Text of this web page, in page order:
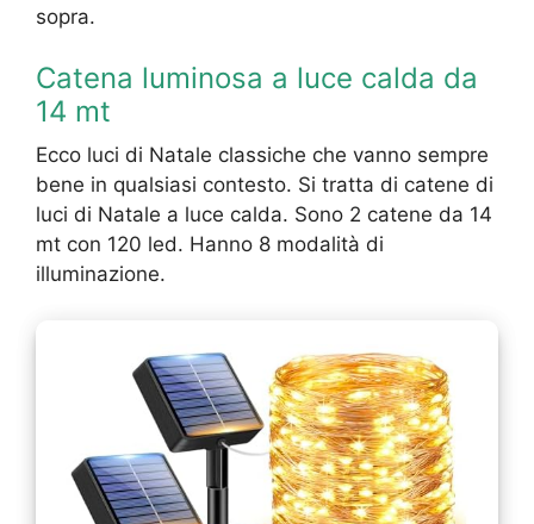
sopra.
Catena luminosa a luce calda da
14 mt
Ecco luci di Natale classiche che vanno sempre
bene in qualsiasi contesto. Si tratta di catene di
luci di Natale a luce calda. Sono 2 catene da 14
mt con 120 led. Hanno 8 modalità di
illuminazione.